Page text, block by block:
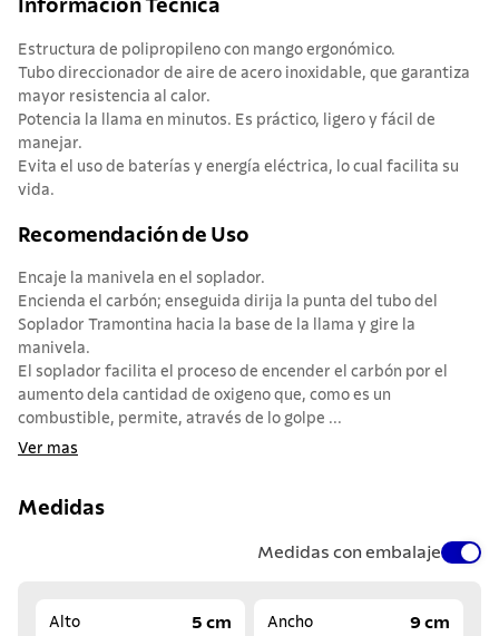
Informacion Tecnica
Estructura de polipropileno con mango ergonómico.
Tubo direccionador de aire de acero inoxidable, que garantiza
mayor resistencia al calor.
Potencia la llama en minutos. Es práctico, ligero y fácil de
manejar.
Evita el uso de baterías y energía eléctrica, lo cual facilita su
vida.
Recomendación de Uso
Encaje la manivela en el soplador.
Encienda el carbón; enseguida dirija la punta del tubo del
Soplador Tramontina hacia la base de la llama y gire la
manivela.
El soplador facilita el proceso de encender el carbón por el
aumento dela cantidad de oxigeno que, como es un
combustible, permite, através de lo golpe ...
Ver mas
Medidas
Medidas con embalaje
Alto 5 cm Ancho 9 cm